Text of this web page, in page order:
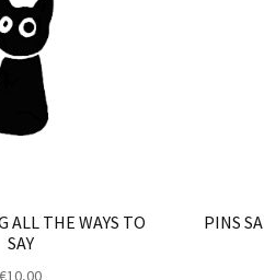
ALL THE WAYS TO
SAY
€10,00
PINS